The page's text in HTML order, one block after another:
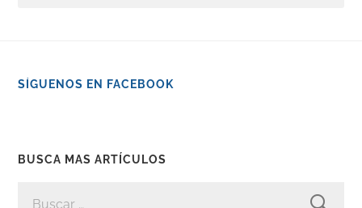
SÍGUENOS EN FACEBOOK
BUSCA MAS ARTÍCULOS